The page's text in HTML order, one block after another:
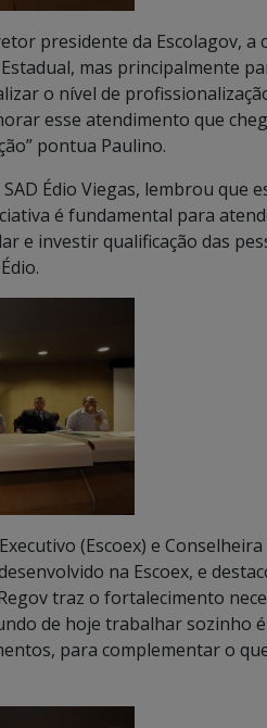
presidente da Escolagov, a
mas principalmente
o nível de
esse atendimento que
pontua Paulino.
Édio Viegas, lembrou que
é fundamental para
e investir qualificação das
(Escoex) e
na Escoex, e
Regov traz o fortalecimento
de hoje trabalhar sozinho
para complementar o